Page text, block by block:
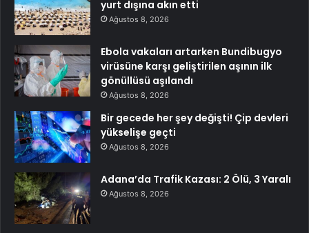
yurt dışına akın etti
Ağustos 8, 2026
Ebola vakaları artarken Bundibugyo
virüsüne karşı geliştirilen aşının ilk
gönüllüsü aşılandı
Ağustos 8, 2026
Bir gecede her şey değişti! Çip devleri
yükselişe geçti
Ağustos 8, 2026
Adana’da Trafik Kazası: 2 Ölü, 3 Yaralı
Ağustos 8, 2026